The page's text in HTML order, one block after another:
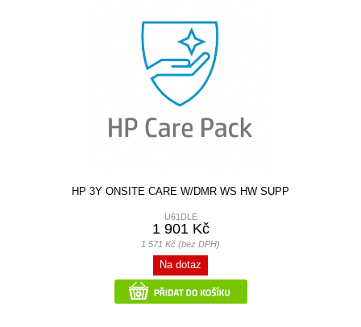
HP 3Y ONSITE CARE W/DMR WS HW SUPP
U61DLE
1 901 Kč
1 571 Kč (bez DPH)
Na dotaz